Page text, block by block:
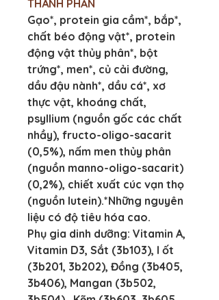
THÀNH PHẦN
Gạo*, protein gia cầm*, bắp*,
chất béo động vật*, protein
động vật thủy phân*, bột
trứng*, men*, củ cải đường,
dầu đậu nành*, dầu cá*, xơ
thực vật, khoáng chất,
psyllium (nguồn gốc các chất
nhầy), fructo-oligo-sacarit
(0,5%), nấm men thủy phân
(nguồn manno-oligo-sacarit)
(0,2%), chiết xuất cúc vạn thọ
(nguồn lutein).*Những nguyên
liệu có độ tiêu hóa cao.
Phụ gia dinh dưỡng: Vitamin A,
Vitamin D3, Sắt (3b103), I ốt
(3b201, 3b202), Đồng (3b405,
3b406), Mangan (3b502,